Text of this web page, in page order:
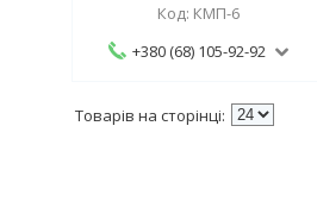
КМП-6
+380 (68) 105-92-92